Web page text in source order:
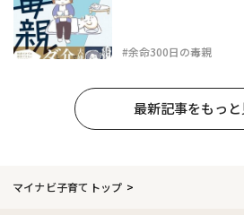
#余命300日の毒親
最新記事をもっと
マイナビ子育てトップ